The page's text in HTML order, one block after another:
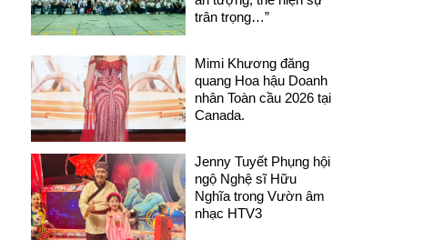
trân trọng…”
Mimi Khương đăng
quang Hoa hậu Doanh
nhân Toàn cầu 2026 tại
Canada.
Jenny Tuyết Phụng hội
ngộ Nghệ sĩ Hữu
Nghĩa trong Vườn âm
nhạc HTV3